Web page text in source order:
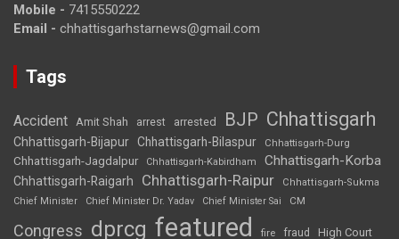
Mobile - 7415550222
Email - chhattisgarhstarnews@gmail.com
Tags
Accident Amit Shah arrest arrested BJP Chhattisgarh
Chhattisgarh-Bijapur Chhattisgarh-Bilaspur Chhattisgarh-Durg
Chhattisgarh-Jagdalpur Chhattisgarh-Kabirdham Chhattisgarh-Korba
Chhattisgarh-Raigarh Chhattisgarh-Raipur
Chhattisgarh-Sukma
Chief Minister
Chief Minister Dr. Yadav Chief Minister Sai CM
Congress dprcg featured fire fraud High Court